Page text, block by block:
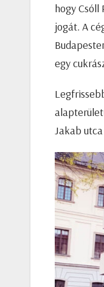
hogy
jogát. A
egy
Jakab